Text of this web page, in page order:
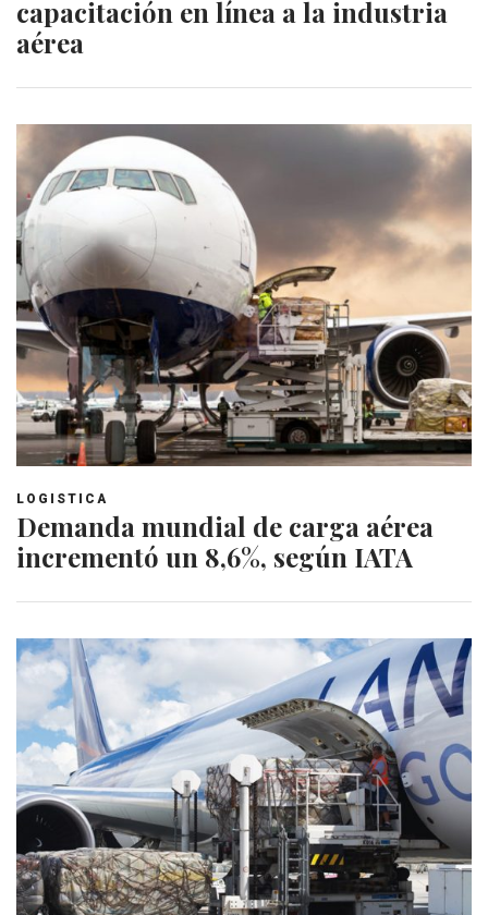
capacitación en línea a la industria
aérea
LOGISTICA
Demanda mundial de carga aérea
incrementó un 8,6%, según IATA